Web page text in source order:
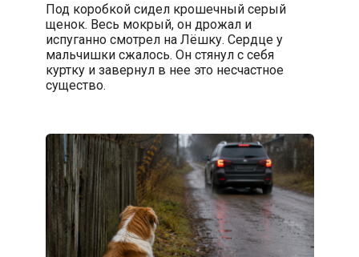
Под коробкой сидел крошечный серый
щенок. Весь мокрый, он дрожал и
испуганно смотрел на Лёшку. Сердце у
мальчишки сжалось. Он стянул с себя
куртку и завернул в нее это несчастное
существо.